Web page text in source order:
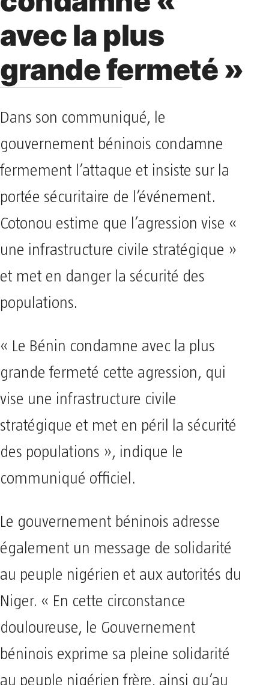
avec la plus
grande fermeté »
Dans son communiqué, le
gouvernement béninois condamne
fermement l’attaque et insiste sur la
portée sécuritaire de l’événement.
Cotonou estime que l’agression vise «
une infrastructure civile stratégique »
et met en danger la sécurité des
populations.
« Le Bénin condamne avec la plus
grande fermeté cette agression, qui
vise une infrastructure civile
stratégique et met en péril la sécurité
des populations », indique le
communiqué officiel.
Le gouvernement béninois adresse
également un message de solidarité
au peuple nigérien et aux autorités du
Niger. « En cette circonstance
douloureuse, le Gouvernement
béninois exprime sa pleine solidarité